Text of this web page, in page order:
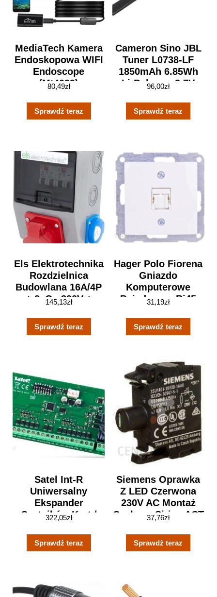
MediaTech Kamera
Endoskopowa WIFI
Endoscope
(Mt4099)
80,49zł
Sprawdź teraz
Cameron Sino JBL
Tuner L0738-LF
1850mAh 6.85Wh
Li-Polymer 3.7V
96,00zł
Sprawdź teraz
Els Elektrotechnika
Rozdzielnica
Budowlana 16A/4P
+ 2xGs 230V +
Obudowa
Naścienna Okienko
145,13zł
Sprawdź teraz
Hager Polo Fiorena
Gniazdo
Komputerowe
Pojedyncze Rj45
(22015702)
31,19zł
Sprawdź teraz
Satel Int-R
Uniwersalny
Ekspander
Czytników Kart /
172-145)
322,05zł
Sprawdź teraz
Siemens Oprawka
Z LED Czerwona
230V AC Montaż
Czołowy Sirius ACT
1AA0
37,76zł
Sprawdź teraz